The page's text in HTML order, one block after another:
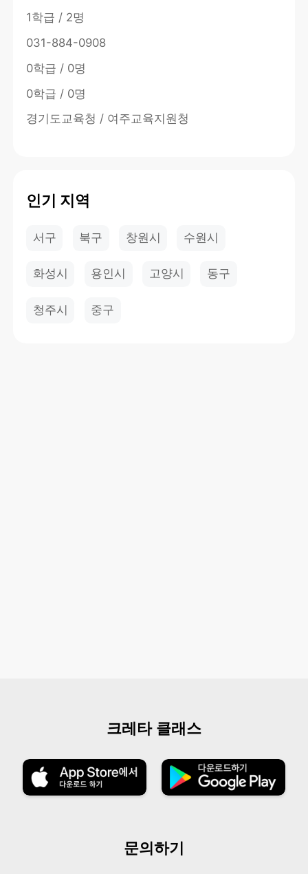
1학급 / 2명
031-884-0908
0학급 / 0명
0학급 / 0명
경기도교육청 / 여주교육지원청
인기 지역
서구 북구 창원시 수원시
화성시 용인시 고양시 동구
청주시 중구
크레타 클래스
문의하기